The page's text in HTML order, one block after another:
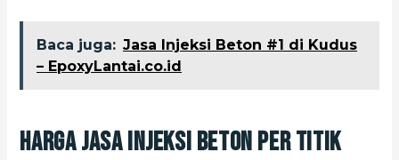
Baca juga: Jasa Injeksi Beton #1 di Kudus
– EpoxyLantai.co.id
Harga Jasa Injeksi Beton Per Titik